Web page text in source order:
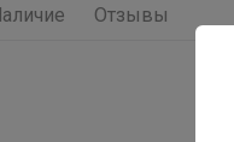
Отзывы